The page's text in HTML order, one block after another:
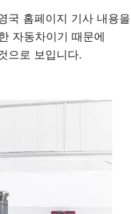
국 홈페이지 기사 내용을
자동차이기 때문에
으로 보입니다.